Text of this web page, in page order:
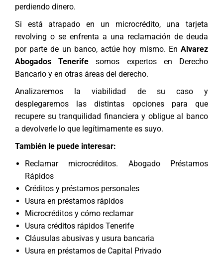
perdiendo dinero.
Si está atrapado en un microcrédito, una tarjeta
revolving o se enfrenta a una reclamación de deuda
por parte de un banco, actúe hoy mismo. En Alvarez
Abogados Tenerife somos expertos en Derecho
Bancario y en otras áreas del derecho.
Analizaremos la viabilidad de su caso y
desplegaremos las distintas opciones para que
recupere su tranquilidad financiera y obligue al banco
a devolverle lo que legítimamente es suyo.
También le puede interesar:
Reclamar microcréditos. Abogado Préstamos
Rápidos
Créditos y préstamos personales
Usura en préstamos rápidos
Microcréditos y cómo reclamar
Usura créditos rápidos Tenerife
Cláusulas abusivas y usura bancaria
Usura en préstamos de Capital Privado